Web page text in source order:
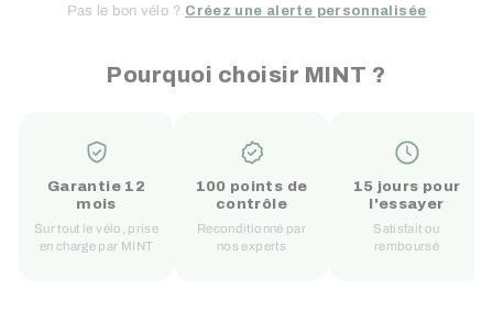
Pas le bon vélo ? Créez une alerte personnalisée
Pourquoi choisir MINT ?
Garantie 12
mois
Sur tout le vélo, prise
en charge par MINT
100 points de
contrôle
Reconditionné par
nos experts
15 jours pour
l'essayer
Satisfait ou
remboursé